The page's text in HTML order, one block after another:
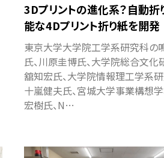
3Dプリントの進化系？自動折
能な4Dプリント折り紙を開発
東京大学大学院工学系研究科の
氏、川原圭博氏、大学院総合文化
舘知宏氏、大学院情報理工学系
十嵐健夫氏、宮城大学事業構想
宏樹氏、N…